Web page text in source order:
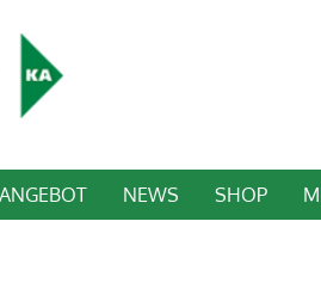
NEWS SHOP